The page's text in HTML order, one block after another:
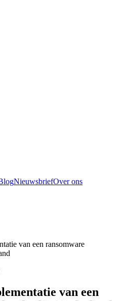
NieuwsbriefOver ons
van een ransomware
van een